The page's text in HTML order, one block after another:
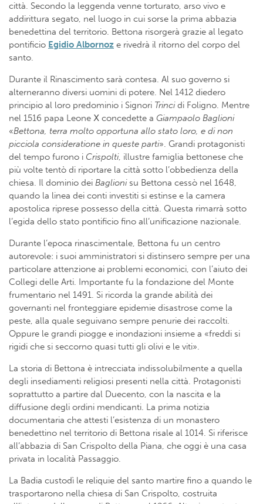
città. Secondo la leggenda venne torturato, arso vivo e
addirittura segato, nel luogo in cui sorse la prima abbazia
benedettina del territorio. Bettona risorgerà grazie al legato
pontificio Egidio Albornoz e rivedrà il ritorno del corpo del
santo.
Durante il Rinascimento sarà contesa. Al suo governo si
alterneranno diversi uomini di potere. Nel 1412 diedero
principio al loro predominio i Signori Trincidi Foligno. Mentre
nel 1516 papa Leone Ⅹ concedette a Giampaolo Baglioni
«Bettona, terra molto opportuna allo stato loro, e di non
picciola consideratione in queste parti». Grandi protagonisti
del tempo furono i Crispolti, illustre famiglia bettonese che
più volte tentò di riportare la città sotto l’obbedienza della
chiesa. Il dominio dei Baglionisu Bettona cessò nel 1648,
quando la linea dei conti investiti si estinse e la camera
apostolica riprese possesso della città. Questa rimarrà sotto
l’egida dello stato pontificio fino all’unificazione nazionale.
Durante l’epoca rinascimentale, Bettona fu un centro
autorevole: i suoi amministratori si distinsero sempre per una
particolare attenzione ai problemi economici, con l’aiuto dei
Collegi delle Arti. Importante fu la fondazione del Monte
frumentario nel 1491. Si ricorda la grande abilità dei
governanti nel fronteggiare epidemie disastrose come la
peste, alla quale seguivano sempre penurie dei raccolti.
Oppure le grandi piogge e inondazioni insieme a «freddi si
rigidi che si seccorno quasi tutti gli olivi e le viti».
La storia di Bettona è intrecciata indissolubilmente a quella
degli insediamenti religiosi presenti nella città. Protagonisti
soprattutto a partire dal Duecento, con la nascita e la
diffusione degli ordini mendicanti. La prima notizia
documentaria che attesti l’esistenza di un monastero
benedettino nel territorio di Bettona risale al 1014. Si riferisce
all’abbazia di San Crispolto della Piana, che oggi è una casa
privata in località Passaggio.
La Badia custodì le reliquie del santo martire fino a quando le
trasportarono nella chiesa di San Crispolto, costruita